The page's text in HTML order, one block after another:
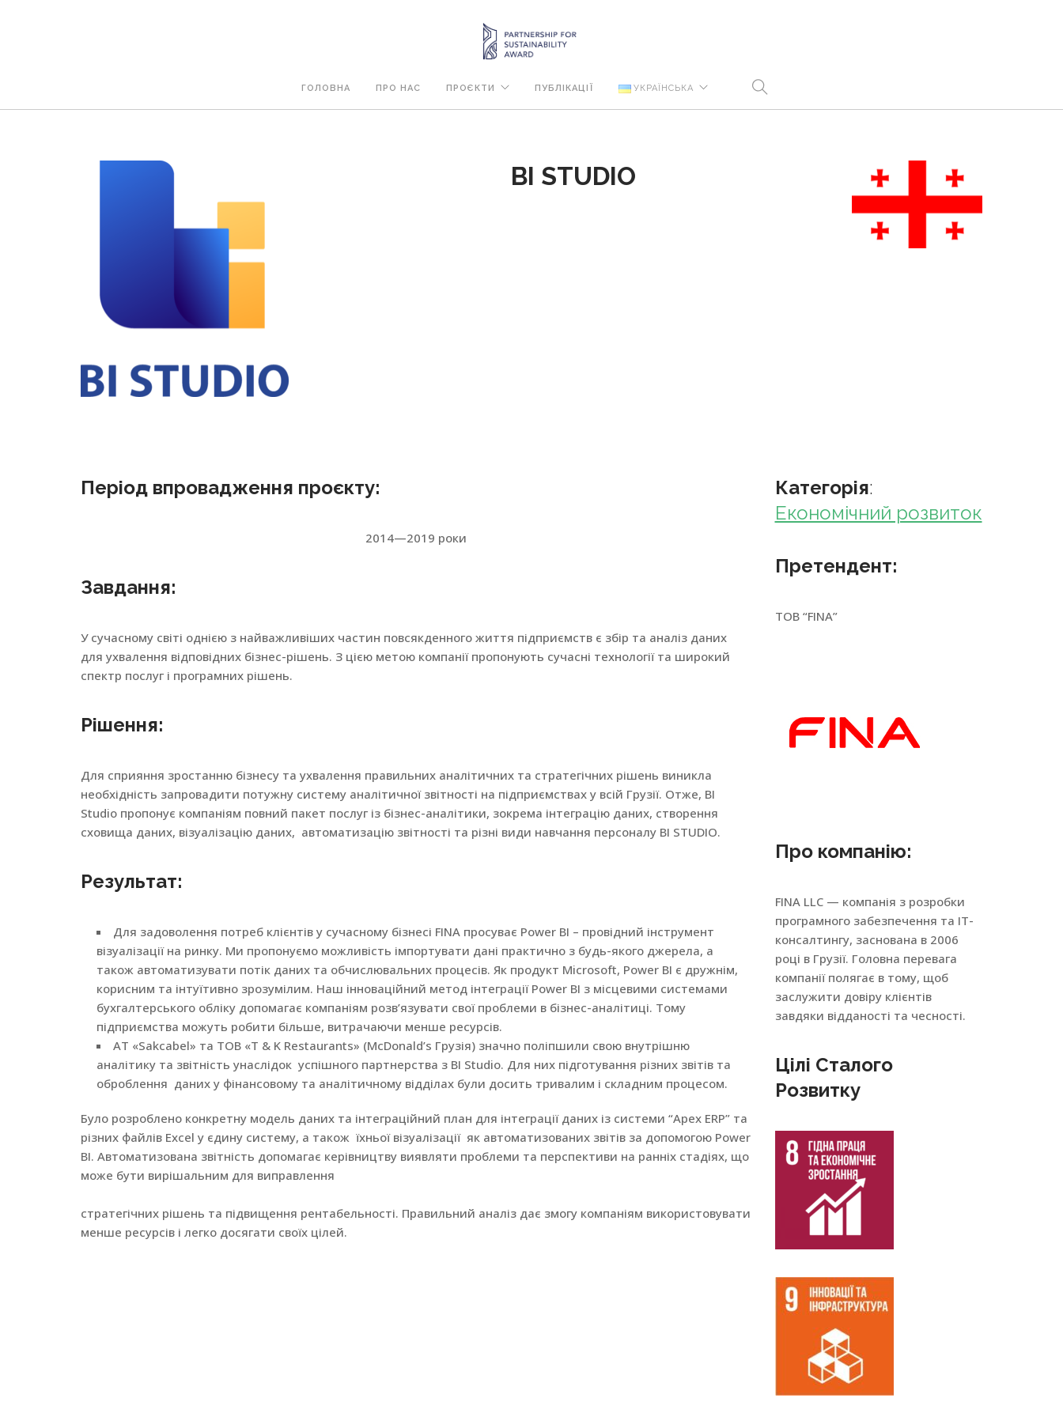
ГОЛОВНА ПРО НАС ПРОЄКТИ ПУБЛІКАЦІЇ УКРАЇНСЬКА
BI STUDIO
Період впровадження проєкту:
2014—2019 роки
Завдання:
У сучасному світі однією з найважливіших частин повсякденного життя підприємств є збір та аналіз даних
для ухвалення відповідних бізнес-рішень. З цією метою компанії пропонують сучасні технології та широкий
спектр послуг і програмних рішень.
Рішення:
Для сприяння зростанню бізнесу та ухвалення правильних аналітичних та стратегічних рішень виникла
необхідність запровадити потужну систему аналітичної звітності на підприємствах у всій Грузії. Отже, BI
Studio пропонує компаніям повний пакет послуг із бізнес-аналітики, зокрема інтеграцію даних, створення
сховища даних, візуалізацію даних, автоматизацію звітності та різні види навчання персоналу BI STUDIO.
Результат:
Для задоволення потреб клієнтів у сучасному бізнесі FINA просуває Power BI – провідний інструмент
візуалізації на ринку. Ми пропонуємо можливість імпортувати дані практично з будь-якого джерела, а
також автоматизувати потік даних та обчислювальних процесів. Як продукт Microsoft, Power BI є дружнім,
корисним та інтуїтивно зрозумілим. Наш інноваційний метод інтеграції Power BI з місцевими системами
бухгалтерського обліку допомагає компаніям розв’язувати свої проблеми в бізнес-аналітиці. Тому
підприємства можуть робити більше, витрачаючи менше ресурсів.
АТ «Sakcabel» та ТОВ «T & K Restaurants» (McDonald’s Грузія) значно поліпшили свою внутрішню
аналітику та звітність унаслідок успішного партнерства з BI Studio. Для них підготування різних звітів та
оброблення даних у фінансовому та аналітичному відділах були досить тривалим і складним процесом.
Було розроблено конкретну модель даних та інтеграційний план для інтеграції даних із системи “Apex ERP” та
різних файлів Excel у єдину систему, а також їхньої візуалізації як автоматизованих звітів за допомогою Power
BI. Автоматизована звітність допомагає керівництву виявляти проблеми та перспективи на ранніх стадіях, що
може бути вирішальним для виправлення
стратегічних рішень та підвищення рентабельності. Правильний аналіз дає змогу компаніям використовувати
менше ресурсів і легко досягати своїх цілей.
Категорія:
Економічний розвиток
Претендент:
ТОВ “FINA”
Про компанію:
FINA LLC — компанія з розробки
програмного забезпечення та ІТ-
консалтингу, заснована в 2006
році в Грузії. Головна перевага
компанії полягає в тому, щоб
заслужити довіру клієнтів
завдяки відданості та чесності.
Цілі Сталого
Розвитку